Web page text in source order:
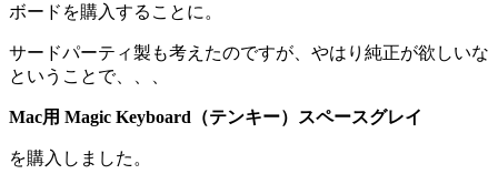
ボードを購入することに。
サードパーティ製も考えたのですが、やはり純正が欲しいな
ということで、、、
Mac用 Magic Keyboard（テンキー）スペースグレイ
を購入しました。